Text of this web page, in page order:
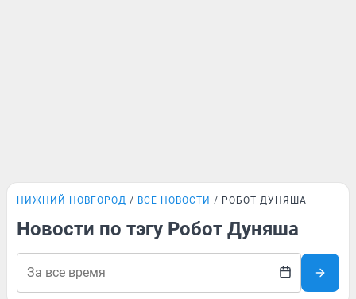
НИЖНИЙ НОВГОРОД ВСЕ НОВОСТИ РОБОТ ДУНЯША
Новости по тэгу Робот Дуняша